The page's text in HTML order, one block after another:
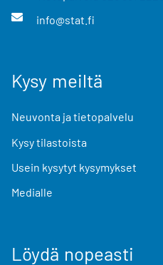
info@stat.fi
Kysy meiltä
Neuvonta ja tietopalvelu
Kysy tilastoista
Usein kysytyt kysymykset
Medialle
Löydä nopeasti